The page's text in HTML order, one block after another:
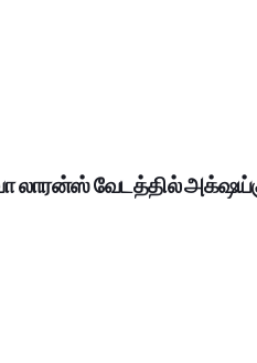
லாரன்ஸ் வேடத்தில்